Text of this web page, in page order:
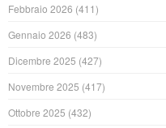
Febbraio 2026 (411)
Gennaio 2026 (483)
Dicembre 2025 (427)
Novembre 2025 (417)
Ottobre 2025 (432)